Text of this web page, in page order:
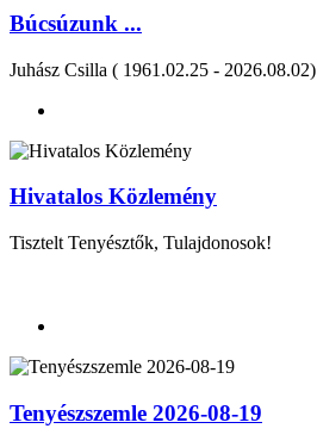
Búcsúzunk ...
Juhász Csilla ( 1961.02.25 - 2026.08.02)
Hivatalos Közlemény
Tisztelt Tenyésztők, Tulajdonosok!
Tenyészszemle 2026-08-19